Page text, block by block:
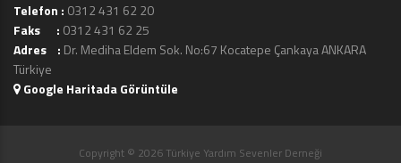
Telefon : 0312 431 62 20
Faks : 0312 431 62 25
Adres : Dr. Mediha Eldem Sok. No:67 Kocatepe Çankaya ANKARA
Türkiye
Google Haritada Görüntüle
Copyright © 2026 Türkiye Yardım Sevenler Derneği